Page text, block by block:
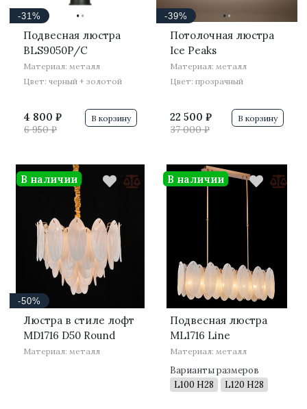
··
-31%
Подвесная люстра
BLS9050P/C
Материал: металл
Цвет: черный + золотой
4 800 ₽
6 950 ₽
В корзину
··
-39%
Потолочная люстра
Ice Peaks
Материал: металл
Цвет: прозрачный
22 500 ₽
37 000 ₽
В корзину
-50%
Люстра в стиле лофт
MD1716 D50 Round
Материал: металл
В наличии
Подвесная люстра
ML1716 Line
Материал: металл
Варианты размеров
L100 H28
L120 H28
В наличии